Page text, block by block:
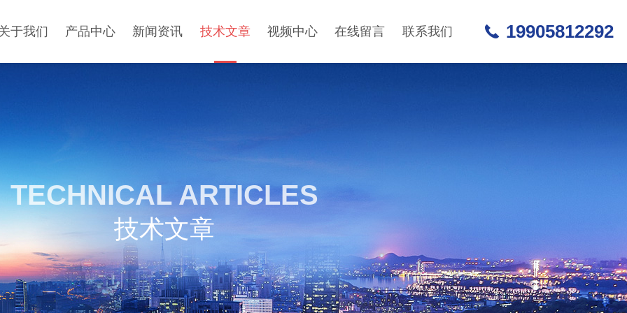
于我们 产品中心 新闻资讯 技术文章 视频中心 在线留言 联系我们 19905812292
TECHNICAL ARTICLES
技术文章